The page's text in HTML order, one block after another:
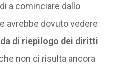
a cominciare dallo
avrebbe dovuto vedere
di riepilogo dei diritti
non ci risulta ancora